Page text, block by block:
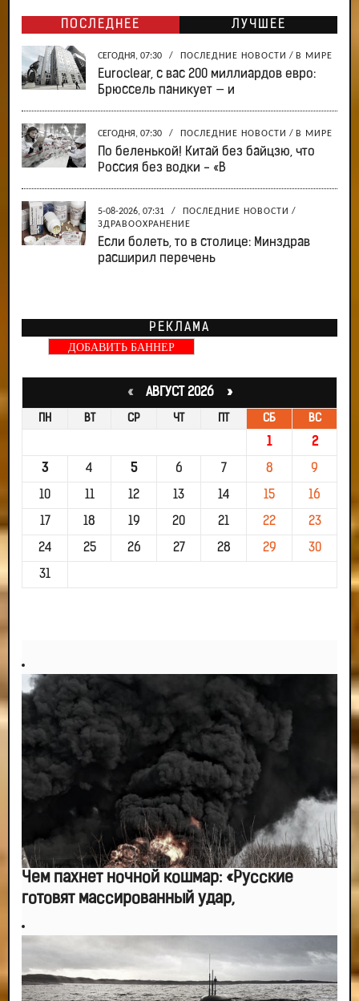
ПОСЛЕДНЕЕ ЛУЧШЕЕ
СЕГОДНЯ, 07:30 / ПОСЛЕДНИЕ НОВОСТИ / В МИРЕ
Euroclear, с вас 200 миллиардов евро:
Брюссель паникует — и
СЕГОДНЯ, 07:30 / ПОСЛЕДНИЕ НОВОСТИ / В МИРЕ
По беленькой! Китай без байцзю, что
Россия без водки - «В
5-08-2026, 07:31 / ПОСЛЕДНИЕ НОВОСТИ /
ЗДРАВООХРАНЕНИЕ
Если болеть, то в столице: Минздрав
расширил перечень
РЕКЛАМА
ДОБАВИТЬ БАННЕР
«АВГУСТ 2026 »
ПН ВТ СР ЧТ ПТ СБ ВС
1 2
3 4 5 6 7 8 9
10 11 12 13 14 15 16
17 18 19 20 21 22 23
24 25 26 27 28 29 30
31
Чем пахнет ночной кошмар: «Русские
готовят массированный удар,